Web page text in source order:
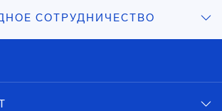
СОТРУДНИЧЕСТВО